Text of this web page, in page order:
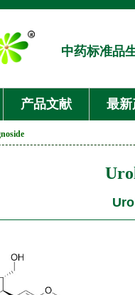
中药标准品
产品文献 最新